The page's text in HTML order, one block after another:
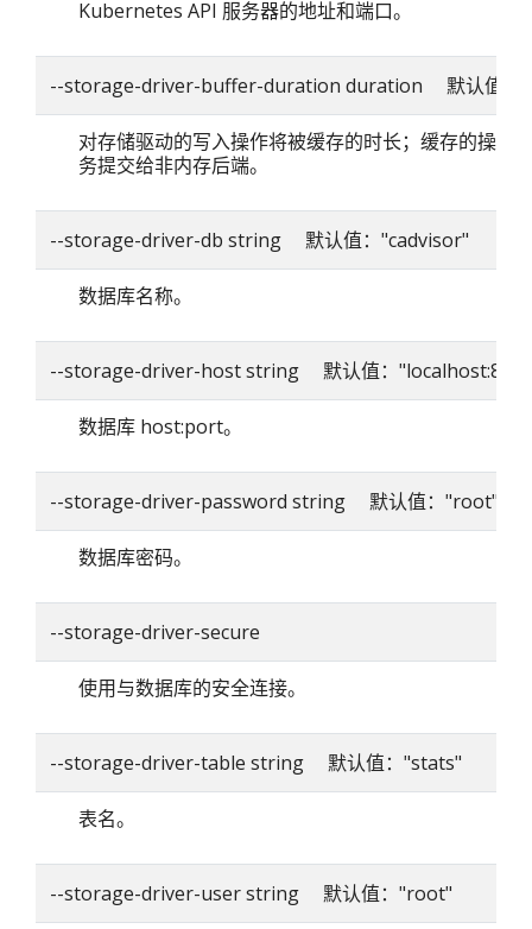
Kubernetes API 服务器的地址和端口。
--storage-driver-buffer-duration duration 默认值：
对存储驱动的写入操作将被缓存的时长；缓存的操作
务提交给非内存后端。
--storage-driver-db string 默认值："cadvisor"
数据库名称。
--storage-driver-host string 默认值：
数据库 host:port。
--storage-driver-password string 默认值："root"
数据库密码。
--storage-driver-secure
使用与数据库的安全连接。
--storage-driver-table string 默认值："stats"
表名。
--storage-driver-user string 默认值："root"